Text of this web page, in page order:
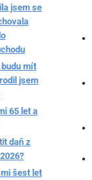
jsem se
mít
jsem
65 let a
daň z
šest let